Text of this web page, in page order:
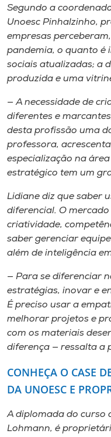
Store
Selecione
Segundo a
Unoesc Pinhalzinho,
empresas
pandemia, o quanto é
sociais atualizadas; a
produzida e uma
— A necessidade de
diferentes e
desta profissão uma
professora,
especialização na
estratégico tem um
Lidiane diz que saber
diferencial. O
criatividade,
saber gerenciar
além de inteligência
— Para se diferenciar
estratégias, inovar e
É preciso usar a
melhorar projetos e
com os materiais
diferença — ressalta a
CONHEÇA O CASE
DA UNOESC E
A diplomada do curso
Lohmann, é